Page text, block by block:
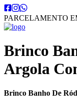
PARCELAMENTO
Brinco
Argola
Brinco Banho De